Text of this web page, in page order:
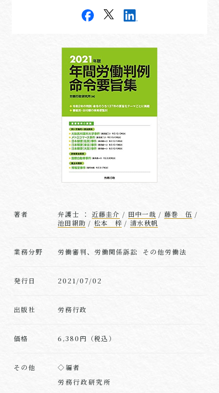
著者 弁護士 ： 近藤圭介 / 田中一哉 / 藤巻 伍 /
池田絹助 /松本 梓 /清水秋帆
業務分野 労働審判、労働関係訴訟 その他労働法
発行日 2021/07/02
出版社 労務行政
価格 6,380円（税込）
その他
◇編者
労務行政研究所